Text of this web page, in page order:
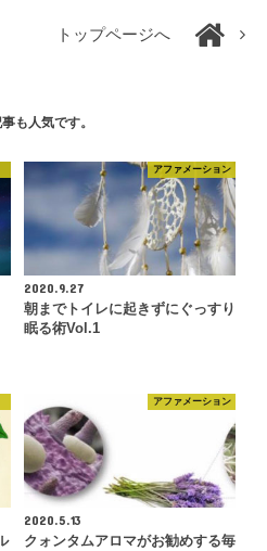
トップページへ
も人気です。
アファメーション
2020.9.27
朝までトイレに起きずにぐっすり
眠る術Vol.1
アファメーション
2020.5.13
クォンタムアロマがお勧めする毎